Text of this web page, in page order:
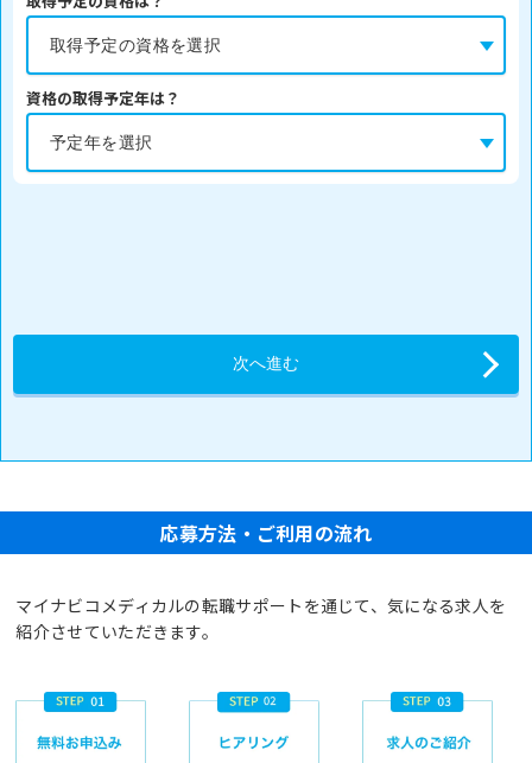
資格の取得予定年は？
応募方法・ご利用の流れ
マイナビコメディカルの転職サポートを通じて、気になる求人を
紹介させていただきます。